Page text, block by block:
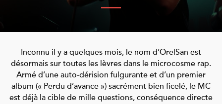
Inconnu il y a quelques mois, le nom d’OrelSan est
désormais sur toutes les lèvres dans le microcosme rap.
Armé d’une auto-dérision fulgurante et d’un premier
album (« Perdu d’avance ») sacrément bien ficelé, le MC
est déjà la cible de mille questions, conséquence directe